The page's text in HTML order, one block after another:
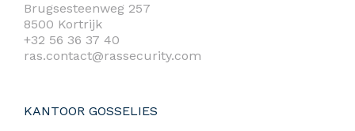
Brugsesteenweg 257
8500 Kortrijk
+32 56 36 37 40
ras.contact@rassecurity.com
KANTOOR GOSSELIES